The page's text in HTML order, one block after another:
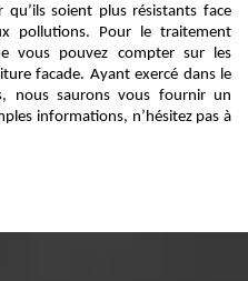
soient plus résistants face
pollutions. Pour le traitement
vous pouvez compter sur les
facade. Ayant exercé dans le
nous saurons vous fournir un
informations, n’hésitez pas à